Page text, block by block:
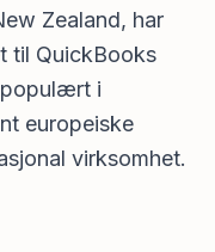
Zealand, har
til QuickBooks
populært i
europeiske
virksomhet.